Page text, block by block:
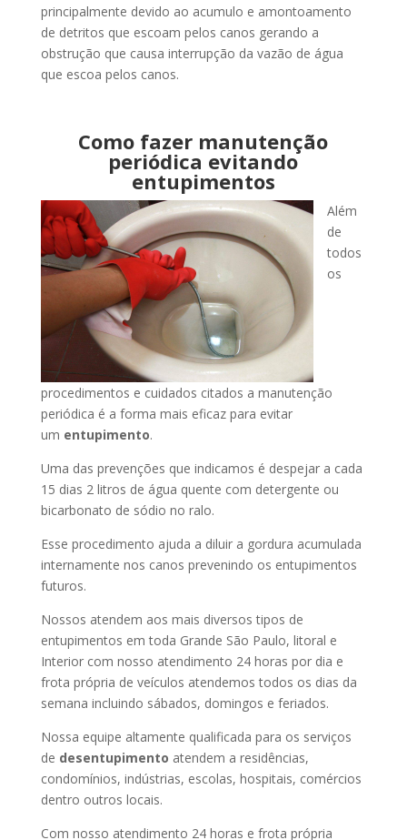
principalmente devido ao acumulo e amontoamento
de detritos que escoam pelos canos gerando a
obstrução que causa interrupção da vazão de água
que escoa pelos canos.
Como fazer manutenção
periódica evitando
entupimentos
Além
de
todos
os
procedimentos e cuidados citados a manutenção
periódica é a forma mais eficaz para evitar
um entupimento.
Uma das prevenções que indicamos é despejar a cada
15 dias 2 litros de água quente com detergente ou
bicarbonato de sódio no ralo.
Esse procedimento ajuda a diluir a gordura acumulada
internamente nos canos prevenindo os entupimentos
futuros.
Nossos atendem aos mais diversos tipos de
entupimentos em toda Grande São Paulo, litoral e
Interior com nosso atendimento 24 horas por dia e
frota própria de veículos atendemos todos os dias da
semana incluindo sábados, domingos e feriados.
Nossa equipe altamente qualificada para os serviços
de desentupimento atendem a residências,
condomínios, indústrias, escolas, hospitais, comércios
dentro outros locais.
Com nosso atendimento 24 horas e frota própria